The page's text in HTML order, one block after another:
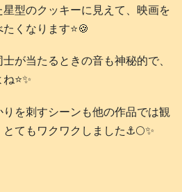
型のクッキーに見えて、映画を
くなります⭐️🍪
が当たるときの音も神秘的で、
⭐️✨️
を刺すシーンも他の作品では観
てもワクワクしました⚓️🌕️✨️